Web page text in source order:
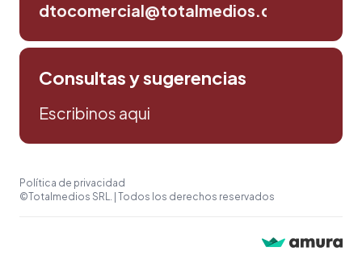
dtocomercial@totalmedios.com
Consultas y sugerencias
Escribinos aqui
Política de privacidad
©Totalmedios SRL. | Todos los derechos reservados